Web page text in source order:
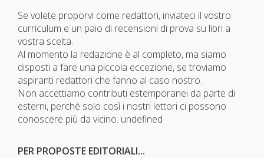
Se volete proporvi come redattori, inviateci il vostro
curriculum e un paio di recensioni di prova su libri a
vostra scelta.
Al momento la redazione è al completo, ma siamo
disposti a fare una piccola eccezione, se troviamo
aspiranti redattori che fanno al caso nostro.
Non accettiamo contributi estemporanei da parte di
esterni, perché solo così i nostri lettori ci possono
conoscere più da vicino. undefined
PER PROPOSTE EDITORIALI...